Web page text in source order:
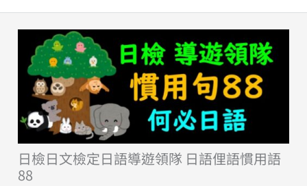
日檢日文檢定日語導遊領隊 日語俚語慣用語
88